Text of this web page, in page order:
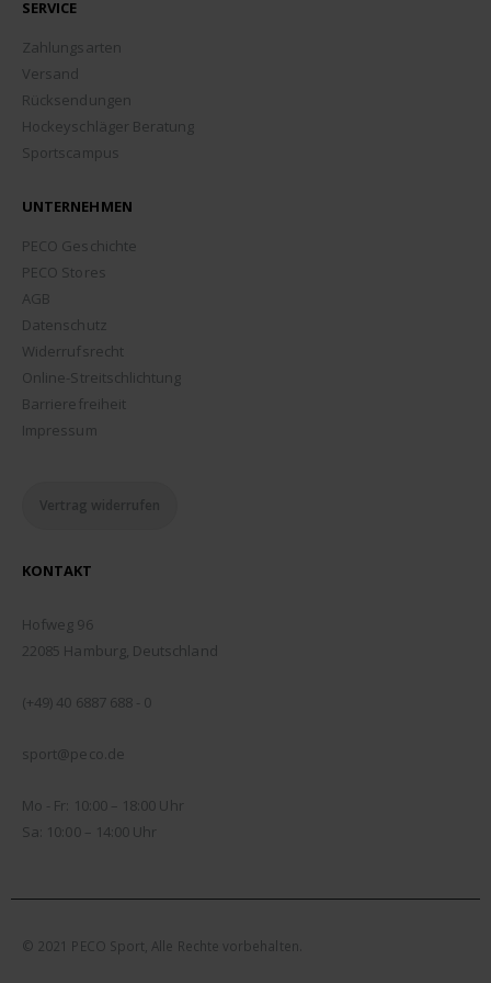
SERVICE
Zahlungsarten
Versand
Rücksendungen
Hockeyschläger Beratung
Sportscampus
UNTERNEHMEN
PECO Geschichte
PECO Stores
AGB
Datenschutz
Widerrufsrecht
Online-Streitschlichtung
Barrierefreiheit
Impressum
Vertrag widerrufen
KONTAKT
Hofweg 96
22085 Hamburg, Deutschland
(+49) 40 6887 688 - 0
sport@peco.de
Mo - Fr: 10:00 – 18:00 Uhr
Sa: 10:00 – 14:00 Uhr
© 2021 PECO Sport, Alle Rechte vorbehalten.